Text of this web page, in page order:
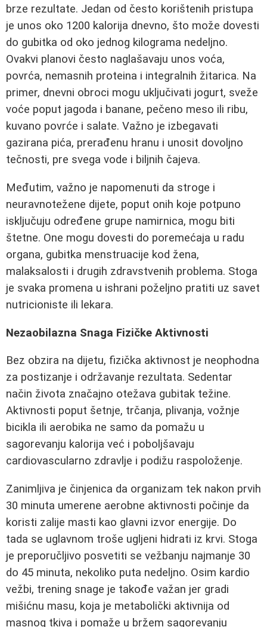
brze rezultate. Jedan od često korištenih pristupa
je unos oko 1200 kalorija dnevno, što može dovesti
do gubitka od oko jednog kilograma nedeljno.
Ovakvi planovi često naglašavaju unos voća,
povrća, nemasnih proteina i integralnih žitarica. Na
primer, dnevni obroci mogu uključivati jogurt, sveže
voće poput jagoda i banane, pečeno meso ili ribu,
kuvano povrće i salate. Važno je izbegavati
gazirana pića, prerađenu hranu i unosit dovoljno
tečnosti, pre svega vode i biljnih čajeva.
Međutim, važno je napomenuti da stroge i
neuravnotežene dijete, poput onih koje potpuno
isključuju određene grupe namirnica, mogu biti
štetne. One mogu dovesti do poremećaja u radu
organa, gubitka menstruacije kod žena,
malaksalosti i drugih zdravstvenih problema. Stoga
je svaka promena u ishrani poželjno pratiti uz savet
nutricioniste ili lekara.
Nezaobilazna Snaga Fizičke Aktivnosti
Bez obzira na dijetu, fizička aktivnost je neophodna
za postizanje i održavanje rezultata. Sedentar
način života značajno otežava gubitak težine.
Aktivnosti poput šetnje, trčanja, plivanja, vožnje
bicikla ili aerobika ne samo da pomažu u
sagorevanju kalorija već i poboljšavaju
cardiovascularno zdravlje i podižu raspoloženje.
Zanimljiva je činjenica da organizam tek nakon prvih
30 minuta umerene aerobne aktivnosti počinje da
koristi zalije masti kao glavni izvor energije. Do
tada se uglavnom troše ugljeni hidrati iz krvi. Stoga
je preporučljivo posvetiti se vežbanju najmanje 30
do 45 minuta, nekoliko puta nedeljno. Osim kardio
vežbi, trening snage je takođe važan jer gradi
mišićnu masu, koja je metabolički aktivnija od
masnog tkiva i pomaže u bržem sagorevanju